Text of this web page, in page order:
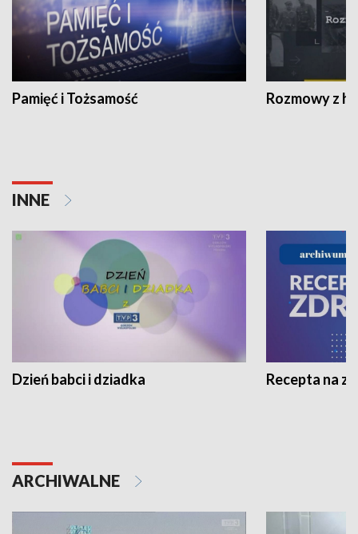
Pamięć i Tożsamość Rozmowy z
INNE
Dzień babci i dziadka Recepta na
ARCHIWALNE